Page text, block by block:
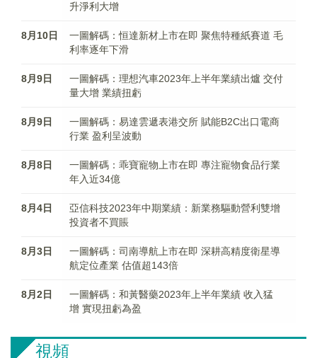
升淨利大增
8月10日
一圖解碼：恒達新材上市在即 聚焦特種紙賽道 毛
利率逐年下滑
8月9日
一圖解碼：理想汽車2023年上半年業績出爐 交付
量大增 業績扭虧
8月9日
一圖解碼：易達雲遞表港交所 賦能B2C出口電商
行業 盈利呈波動
8月8日
一圖解碼：乖寶寵物上市在即 專注寵物食品行業
年入近34億
8月4日
亞信科技2023年中期業績：新業務驅動營利雙增
投資者不買賬
8月3日
一圖解碼：司南導航上市在即 深耕高精度衛星導
航定位產業 估值超143倍
8月2日
一圖解碼：和黃醫藥2023年上半年業績 收入猛
增 實現扭虧為盈
視頻